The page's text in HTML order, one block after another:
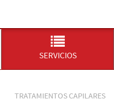
SERVICIOS
TRATAMIENTOS CAPILARES